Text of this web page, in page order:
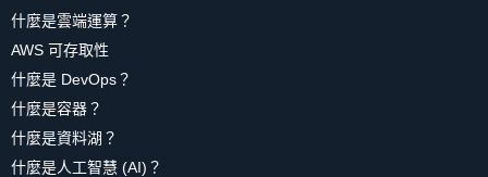
什麼是雲端運算？
AWS 可存取性
什麼是 DevOps？
什麼是容器？
什麼是資料湖？
什麼是人工智慧 (AI)？